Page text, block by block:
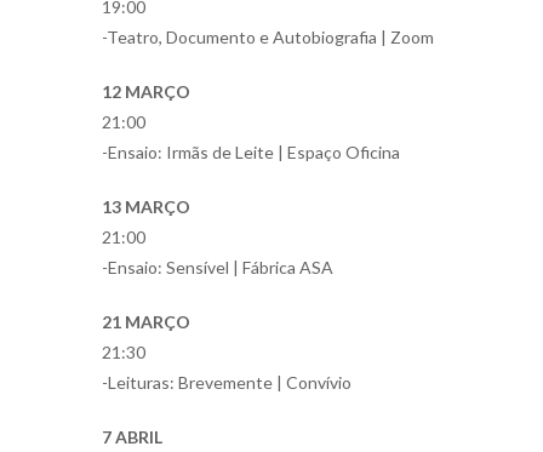
19:00
-Teatro, Documento e Autobiografia | Zoom
12 MARÇO
21:00
-Ensaio: Irmãs de Leite | Espaço Oficina
13 MARÇO
21:00
-Ensaio: Sensível | Fábrica ASA
21 MARÇO
21:30
-Leituras: Brevemente | Convívio
7 ABRIL